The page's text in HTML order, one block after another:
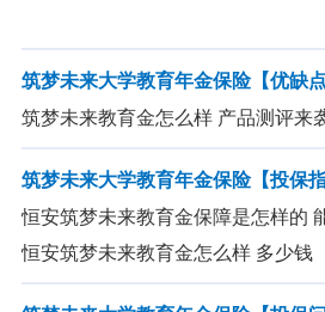
筑梦未来大学教育年金保险【优缺点
筑梦未来教育金怎么样 产品测评来
筑梦未来大学教育年金保险【投保指
恒安筑梦未来教育金保障是怎样的
恒安筑梦未来教育金怎么样 多少钱